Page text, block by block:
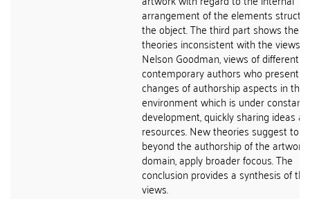
arrangement of the elements
the object. The third part shows the
theories inconsistent with the views
Nelson Goodman, views of different
contemporary authors who present
changes of authorship aspects in the
environment which is under constant
development, quickly sharing ideas
resources. New theories suggest to
beyond the authorship of the artwork
domain, apply broader focous. The
conclusion provides a synthesis of
views.